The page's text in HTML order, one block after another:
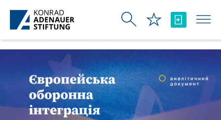
Pular para o Conteúdo principal